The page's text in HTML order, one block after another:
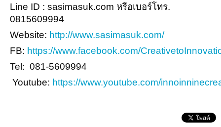
Line ID : sasimasuk.com หรือเบอร์โทร.
0815609994
Website: http://www.sasimasuk.com/
FB: https://www.facebook.com/
Tel: 081-5609994
Youtube: https://www.youtube.com/